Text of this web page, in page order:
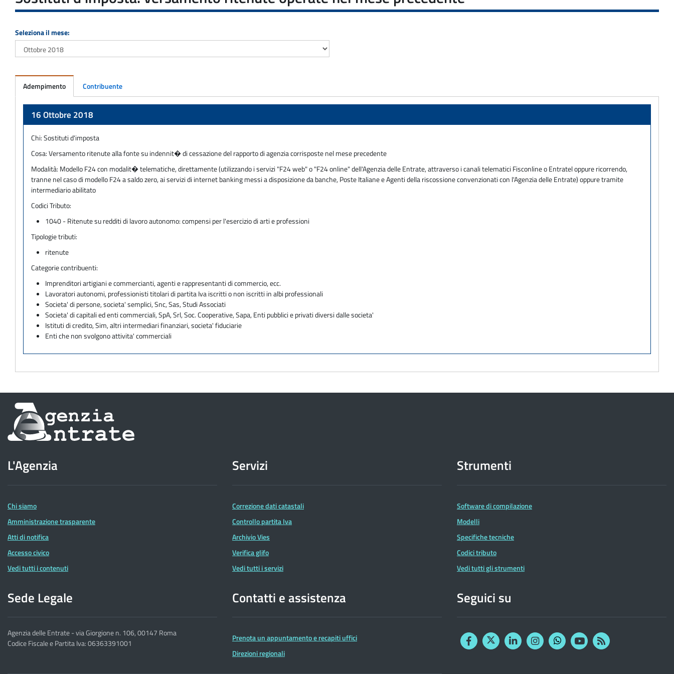
Seleziona il mese:
Adempimento Contribuente
16 Ottobre 2018
Chi:Sostituti d'imposta
Cosa:Versamento ritenute alla fonte su indennit� di cessazione del rapporto di agenzia corrisposte nel mese precedente
Modalità: Modello F24 con modalit� telematiche, direttamente (utilizzando i servizi "F24 web" o "F24 online" dell'Agenzia delle Entrate, attraverso i canali telematici Fisconline o Entratel oppure ricorrendo,
tranne nel caso di modello F24 a saldo zero, ai servizi di internet banking messi a disposizione da banche, Poste Italiane e Agenti della riscossione convenzionati con l'Agenzia delle Entrate) oppure tramite
intermediario abilitato
Codici Tributo:
1040 - Ritenute su redditi di lavoro autonomo: compensi per l'esercizio di arti e professioni
Tipologie tributi:
ritenute
Categorie contribuenti:
Imprenditori artigiani e commercianti, agenti e rappresentanti di commercio, ecc.
Lavoratori autonomi, professionisti titolari di partita Iva iscritti o non iscritti in albi professionali
Societa' di persone, societa' semplici, Snc, Sas, Studi Associati
Societa' di capitali ed enti commerciali, SpA, Srl, Soc. Cooperative, Sapa, Enti pubblici e privati diversi dalle societa'
Istituti di credito, Sim, altri intermediari finanziari, societa' fiduciarie
Enti che non svolgono attivita' commerciali
Informazioni
sul
dell'Agenzia
delle
Entrate
L'Agenzia
Chi siamo
Amministrazione trasparente
Atti di notifica
Accesso civico
Vedi tutti i contenuti
Servizi
Correzione dati catastali
Controllo partita Iva
Archivio Vies
Verifica glifo
Vedi tutti i servizi
Strumenti
Software di compilazione
Modelli
Specifiche tecniche
Codici tributo
Vedi tutti gli strumenti
Sede Legale
Agenzia delle Entrate - via Giorgione n. 106, 00147 Roma
Codice Fiscale e Partita Iva: 06363391001
Contatti e assistenza
Prenota un appuntamento e recapiti uffici
Direzioni regionali
Seguici su
FacebookTwitterLinkedinInstagram
YouTubeRSS